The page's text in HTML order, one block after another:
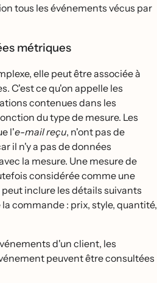
tous les événements vécus par
métriques
elle peut être associée à
C'est ce qu'on appelle les
contenues dans les
du type de mesure. Les
l'e-mail reçu, n'ont pas de
il n'y a pas de données
la mesure. Une mesure de
considérée comme une
inclure les détails suivants
commande : prix, style, quantité,
d'un client, les
peuvent être consultées